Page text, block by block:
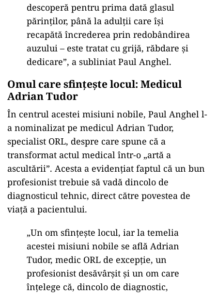
descoperă pentru prima dată glasul
părinților, până la adulții care își
recapătă încrederea prin redobândirea
auzului – este tratat cu grijă, răbdare și
dedicare”, a subliniat Paul Anghel.
Omul care sfințește locul: Medicul
Adrian Tudor
În centrul acestei misiuni nobile, Paul Anghel l-
a nominalizat pe medicul Adrian Tudor,
specialist ORL, despre care spune că a
transformat actul medical într-o „artă a
ascultării”. Acesta a evidențiat faptul că un bun
profesionist trebuie să vadă dincolo de
diagnosticul tehnic, direct către povestea de
viață a pacientului.
„Un om sfințește locul, iar la temelia
acestei misiuni nobile se află Adrian
Tudor, medic ORL de excepție, un
profesionist desăvârșit și un om care
înțelege că, dincolo de diagnostic,